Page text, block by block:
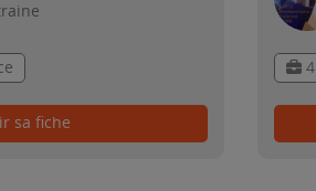
sa fiche